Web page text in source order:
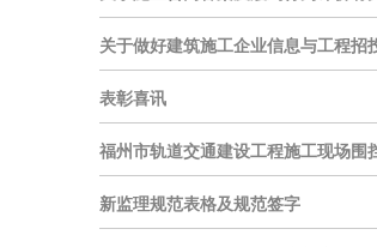
关于做好建筑施工企业信息与工程招
表彰喜讯
福州市轨道交通建设工程施工现场围
新监理规范表格及规范签字